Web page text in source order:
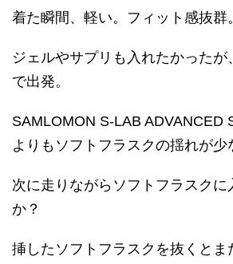
着た瞬間、軽い。フィット感抜群。
ジェルやサプリも入れたかった
で出発。
SAMLOMON S-LAB ADVANCED
よりもソフトフラスクの揺れが少
次に走りながらソフトフラスクに
か？
挿したソフトフラスクを抜くとま